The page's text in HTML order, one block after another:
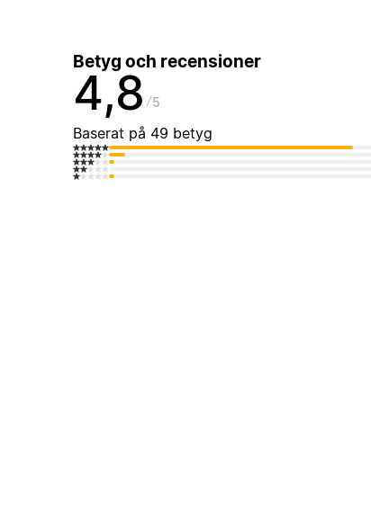
Betyg och recensioner
4,8 5
Baserat på 49 betyg